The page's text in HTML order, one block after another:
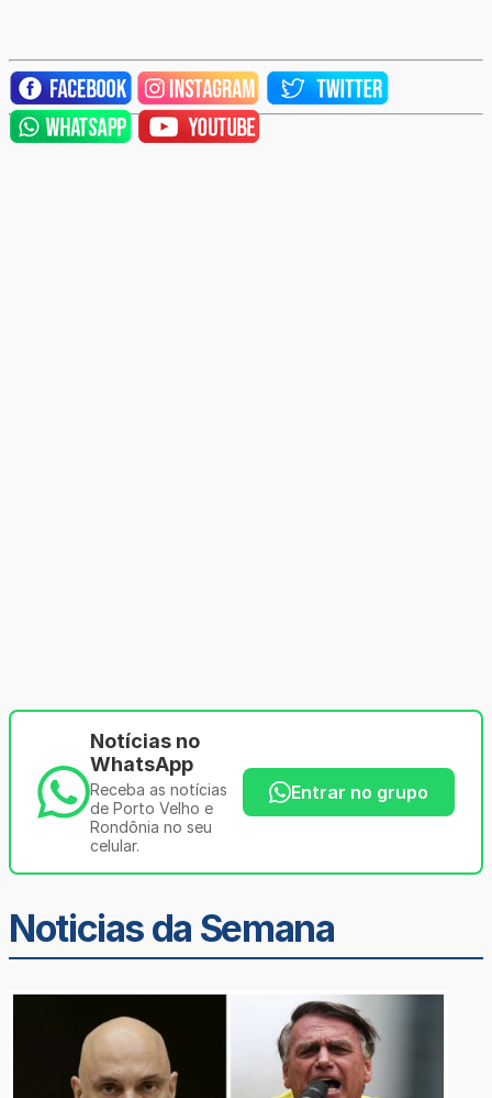
Notícias no
WhatsApp
Receba as notícias
de Porto Velho e
Rondônia no seu
celular.
Entrar no grupo
Noticias da Semana